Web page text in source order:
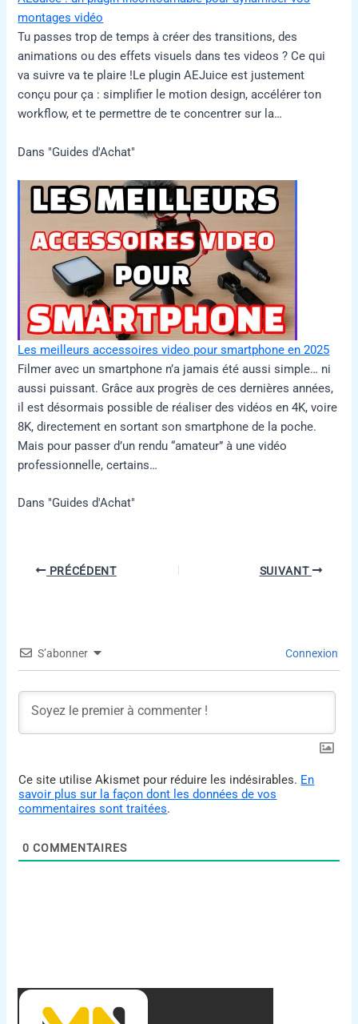
montages vidéo
Tu passes trop de temps à créer des transitions, des
animations ou des effets visuels dans tes videos ? Ce qui
va suivre va te plaire !Le plugin AEJuice est justement
conçu pour ça : simplifier le motion design, accélérer ton
workflow, et te permettre de te concentrer sur la…
Dans "Guides d'Achat"
Les meilleurs accessoires video pour smartphone en 2025
Filmer avec un smartphone n’a jamais été aussi simple… ni
aussi puissant. Grâce aux progrès de ces dernières années,
il est désormais possible de réaliser des vidéos en 4K, voire
8K, directement en sortant son smartphone de la poche.
Mais pour passer d’un rendu “amateur” à une vidéo
professionnelle, certains…
Dans "Guides d'Achat"
PRÉCÉDENT SUIVANT
S’abonner Connexion
Ce site utilise Akismet pour réduire les indésirables. En
savoir plus sur la façon dont les données de vos
commentaires sont traitées.
0 COMMENTAIRES